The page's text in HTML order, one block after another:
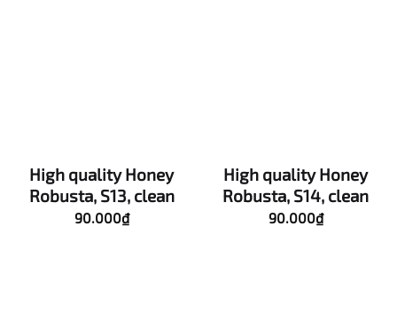
High quality Honey
Robusta, S13, clean
90.000₫
High quality Honey
Robusta, S14, clean
90.000₫